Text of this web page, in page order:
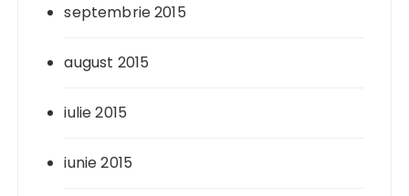
septembrie 2015
august 2015
iulie 2015
iunie 2015